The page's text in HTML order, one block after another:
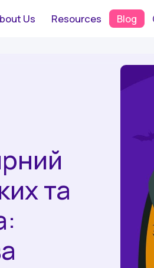
Us Resources Blog
та